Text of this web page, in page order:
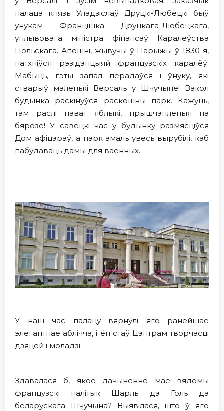
палаца князь Уладзіслаў Друцкі-Любецкі быў
унукам Францішка Друцкага-Любецкага,
уплывовага міністра фінансаў Каралеўства
Польскага. Апошні, жывучы ў Парыжы ў 1830-я,
натхніўся рэзідэнцыяй французскіх каралёў.
Мабыць, гэты запал перадаўся і ўнуку, які
стварыў маленькі Версаль у Шчучыне! Вакол
будынка раскінуўся раскошны парк. Кажуць,
там раслі нават яблыкі, прышчэпленыя на
бярозе! У савецкi час у будынку размясціўся
Дом афіцэраў, а парк амаль увесь вырубiлi, каб
пабудаваць дамы для ваенных.
У наш час палацу вярнулі яго ранейшае
элегантнае аблічча, i ён стаў Цэнтрам творчасці
дзяцей і моладзі.
Здавалася б, якое дачыненне мае вядомы
французскі палітык Шарль дэ Голь да
беларускага Шчучына? Выявілася, што ў яго